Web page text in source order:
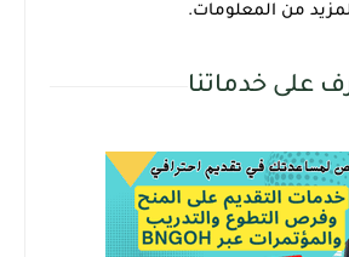
من المعلومات.
على خدماتنا